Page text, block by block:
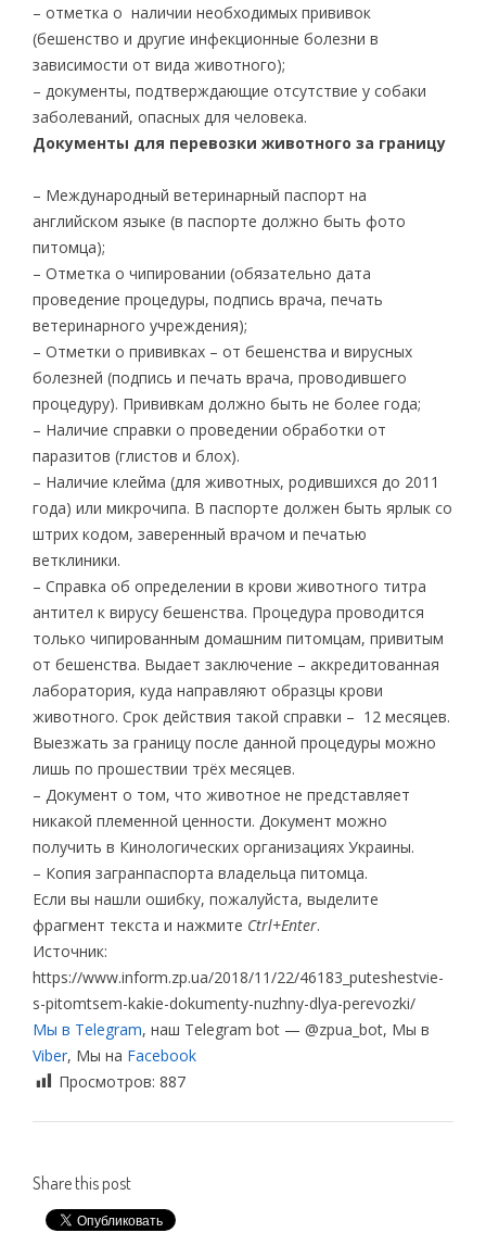
– отметка о наличии необходимых прививок
(бешенство и другие инфекционные болезни в
зависимости от вида животного);
– документы, подтверждающие отсутствие у собаки
заболеваний, опасных для человека.
Документы для перевозки животного за границу
– Международный ветеринарный паспорт на
английском языке (в паспорте должно быть фото
питомца);
– Отметка о чипировании (обязательно дата
проведение процедуры, подпись врача, печать
ветеринарного учреждения);
– Отметки о прививках – от бешенства и вирусных
болезней (подпись и печать врача, проводившего
процедуру). Прививкам должно быть не более года;
– Наличие справки о проведении обработки от
паразитов (глистов и блох).
– Наличие клейма (для животных, родившихся до 2011
года) или микрочипа. В паспорте должен быть ярлык со
штрих кодом, заверенный врачом и печатью
ветклиники.
– Справка об определении в крови животного титра
антител к вирусу бешенства. Процедура проводится
только чипированным домашним питомцам, привитым
от бешенства. Выдает заключение – аккредитованная
лаборатория, куда направляют образцы крови
животного. Срок действия такой справки – 12 месяцев.
Выезжать за границу после данной процедуры можно
лишь по прошествии трёх месяцев.
– Документ о том, что животное не представляет
никакой племенной ценности. Документ можно
получить в Кинологических организациях Украины.
– Копия загранпаспорта владельца питомца.
Если вы нашли ошибку, пожалуйста, выделите
фрагмент текста и нажмите Ctrl+Enter.
Источник:
https://www.inform.zp.ua/2018/11/22/46183_puteshestvie-
s-pitomtsem-kakie-dokumenty-nuzhny-dlya-perevozki/
Мы в Telegram, наш Telegram bot — @zpua_bot, Мы в
Viber, Мы на Facebook
Просмотров: 887
Share this post